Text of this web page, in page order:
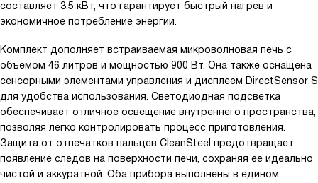
составляет 3.5 кВт, что гарантирует быстрый нагрев и
экономичное потребление энергии.
Комплект дополняет встраиваемая микроволновая печь с
объемом 46 литров и мощностью 900 Вт. Она также оснащена
сенсорными элементами управления и дисплеем DirectSensor S
для удобства использования. Светодиодная подсветка
обеспечивает отличное освещение внутреннего пространства,
позволяя легко контролировать процесс приготовления.
Защита от отпечатков пальцев CleanSteel предотвращает
появление следов на поверхности печи, сохраняя ее идеально
чистой и аккуратной. Оба прибора выполнены в едином